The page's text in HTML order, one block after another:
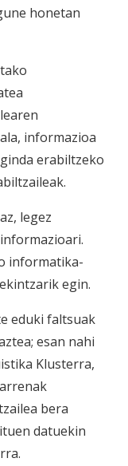
honetan
informazioa
erabiltzeko
legez
informatika-
egin.
eduki faltsuak
esan nahi
Klusterra,
bera
datuekin